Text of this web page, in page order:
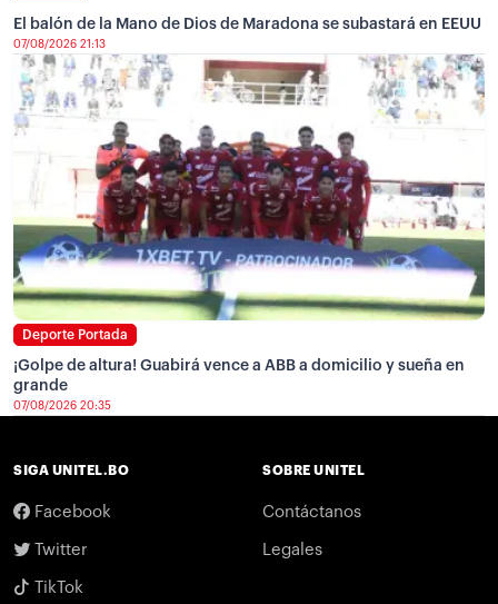
El balón de la Mano de Dios de Maradona se subastará en EEUU
07/08/2026 21:13
Deporte Portada
¡Golpe de altura! Guabirá vence a ABB a domicilio y sueña en
grande
07/08/2026 20:35
SIGA UNITEL.BO
Facebook
Twitter
TikTok
SOBRE UNITEL
Contáctanos
Legales